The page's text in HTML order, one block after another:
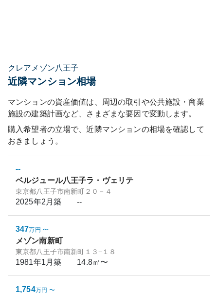
クレアメゾン八王子
近隣マンション相場
マンションの資産価値は、周辺の取引や公共施設・商業
施設の建築計画など、さまざまな要因で変動します。
購入希望者の立場で、近隣マンションの相場を確認して
おきましょう。
--
ベルジュール八王子ラ・ヴェリテ
東京都八王子市南新町２０－４
2025年2月築 --
347万円 〜
メゾン南新町
東京都八王子市南新町１３−１８
1981年1月築 14.8㎡〜
1,754万円 〜